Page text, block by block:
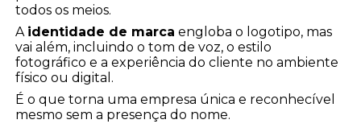
todos os meios.
A identidade de marca engloba o logotipo, mas
vai além, incluindo o tom de voz, o estilo
fotográfico e a experiência do cliente no ambiente
físico ou digital.
É o que torna uma empresa única e reconhecível
mesmo sem a presença do nome.